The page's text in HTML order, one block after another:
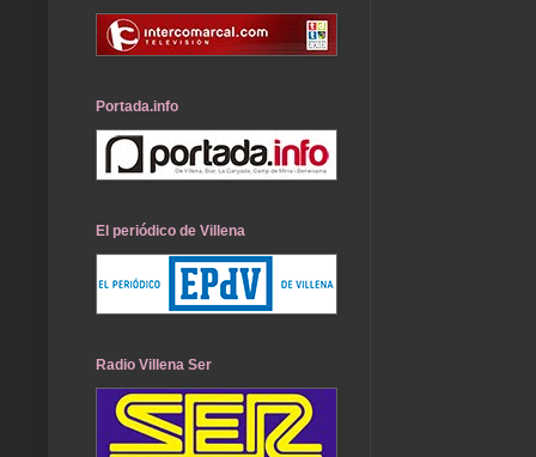
Portada.info
El periódico de Villena
Radio Villena Ser